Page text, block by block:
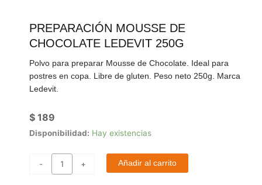
PREPARACIÓN MOUSSE DE
CHOCOLATE LEDEVIT 250G
Polvo para preparar Mousse de Chocolate. Ideal para
postres en copa. Libre de gluten. Peso neto 250g. Marca
Ledevit.
$ 189
Disponibilidad: Hay existencias
-
Preparación
Chocolate
+ Añadir al carrito